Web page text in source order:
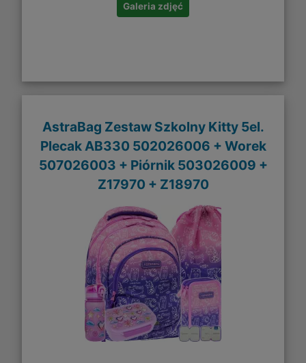
Galeria zdjęć
AstraBag Zestaw Szkolny Kitty 5el.
Plecak AB330 502026006 + Worek
507026003 + Piórnik 503026009 +
Z17970 + Z18970